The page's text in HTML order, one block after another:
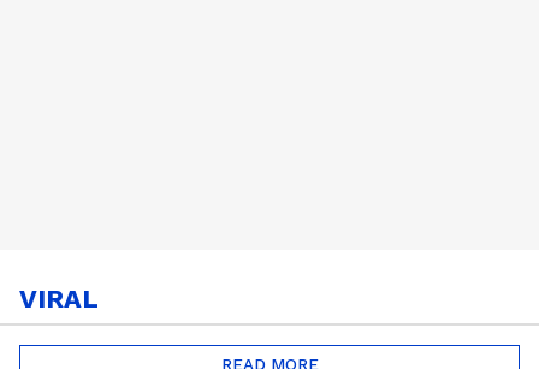
VIRAL
READ MORE